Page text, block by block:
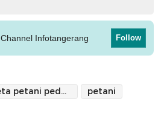
Infotangerang Follow
kereta petani pedagang
petani